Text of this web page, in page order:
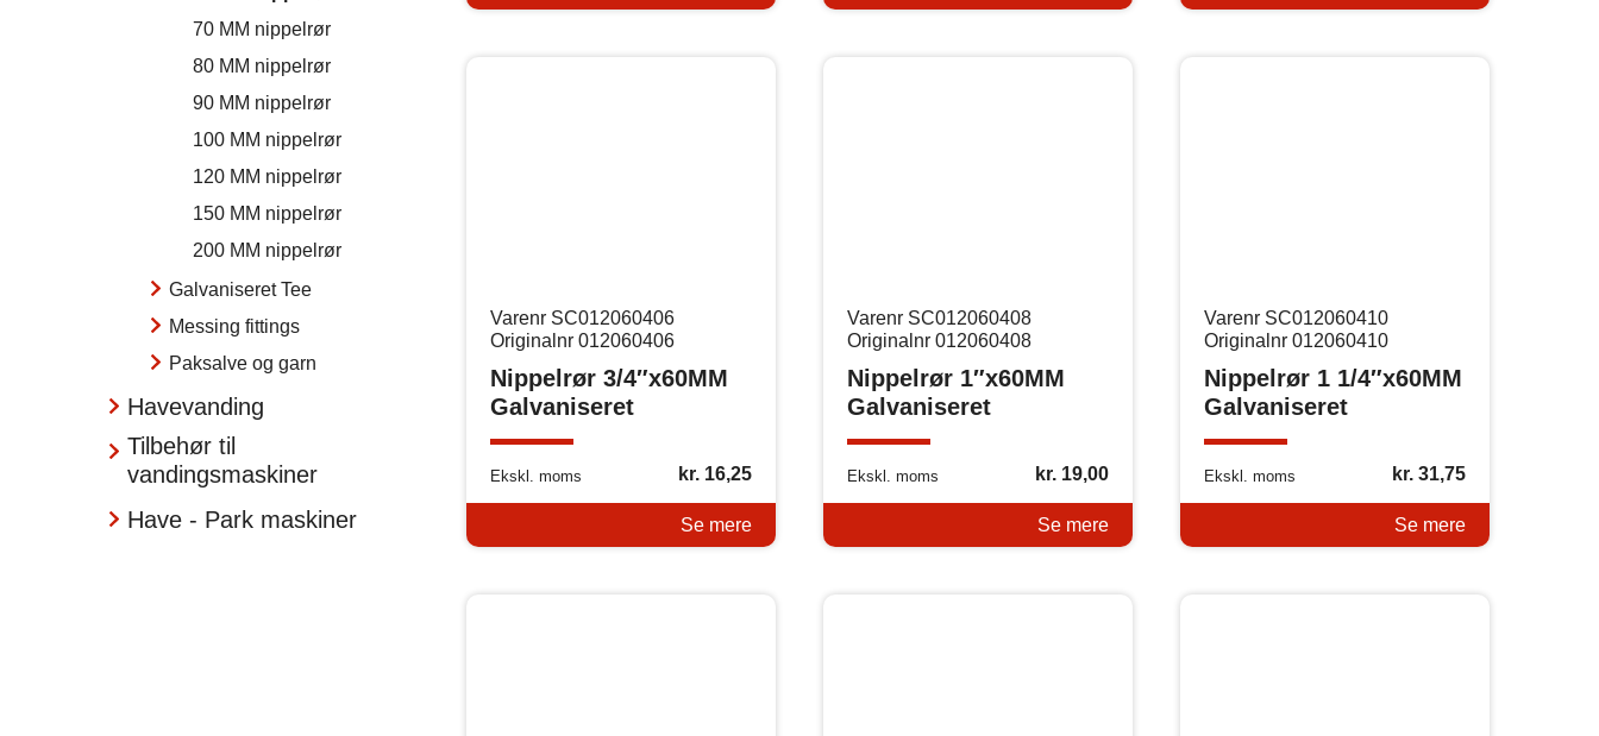
Varenr SC012060406
Originalnr 012060406
Nippelrør 3/4″x60MM
Galvaniseret
Ekskl. moms kr.16,25
Se mere
Varenr SC012060408
Originalnr 012060408
Nippelrør 1″x60MM
Galvaniseret
Ekskl. moms kr.19,00
Se mere
Varenr SC012060410
Originalnr 012060410
Nippelrør 1 1/4″x60MM
Galvaniseret
Ekskl. moms kr.31,75
Se mere
70 MM nippelrør
80 MM nippelrør
90 MM nippelrør
100 MM nippelrør
120 MM nippelrør
150 MM nippelrør
200 MM nippelrør
Galvaniseret Tee
Messing fittings
Paksalve og garn
Havevanding
Tilbehør til
vandingsmaskiner
Have - Park maskiner